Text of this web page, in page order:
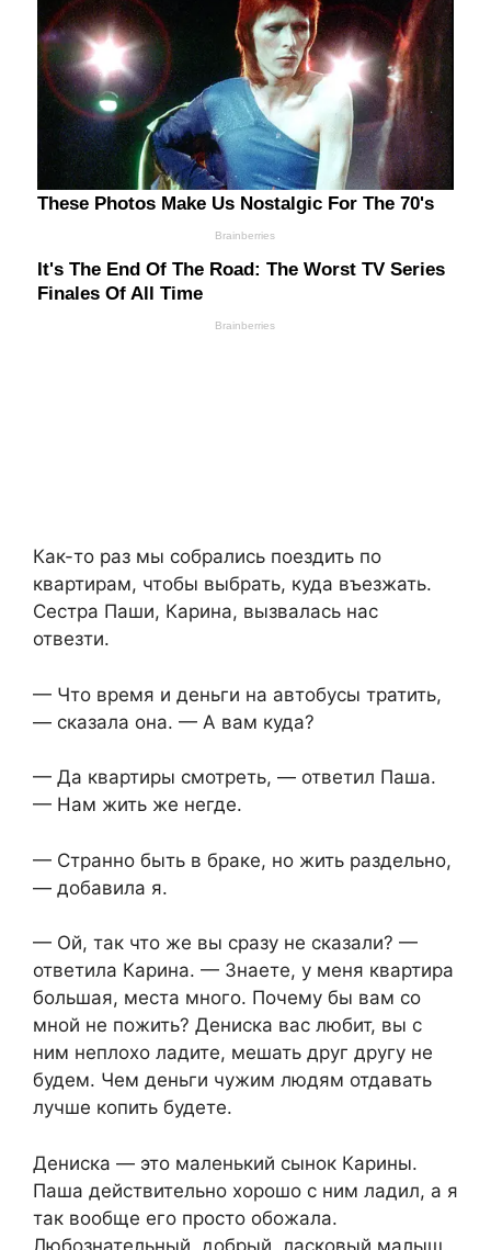
Как-то раз мы собрались поездить по
квартирам, чтобы выбрать, куда въезжать.
Сестра Паши, Карина, вызвалась нас
отвезти.
— Что время и деньги на автобусы тратить,
— сказала она. — А вам куда?
— Да квартиры смотреть, — ответил Паша.
— Нам жить же негде.
— Странно быть в браке, но жить раздельно,
— добавила я.
— Ой, так что же вы сразу не сказали? —
ответила Карина. — Знаете, у меня квартира
большая, места много. Почему бы вам со
мной не пожить? Дениска вас любит, вы с
ним неплохо ладите, мешать друг другу не
будем. Чем деньги чужим людям отдавать
лучше копить будете.
Дениска — это маленький сынок Карины.
Паша действительно хорошо с ним ладил, а я
так вообще его просто обожала.
Любознательный, добрый, ласковый малыш.